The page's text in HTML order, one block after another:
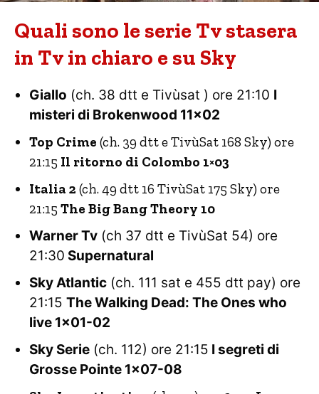
Quali sono le serie Tv stasera
in Tv in chiaro e su Sky
Giallo (ch. 38 dtt e Tivùsat ) ore 21:10 I
misteri di Brokenwood 11×02
Top Crime (ch. 39 dtt e TivùSat 168 Sky) ore
21:15 Il ritorno di Colombo 1×03
Italia 2(ch. 49 dtt 16 TivùSat 175 Sky) ore
21:15 The Big Bang Theory 10
Warner Tv (ch 37 dtt e TivùSat 54) ore
21:30 Supernatural
Sky Atlantic (ch. 111 sat e 455 dtt pay) ore
21:15 The Walking Dead: The Ones who
live 1×01-02
Sky Serie (ch. 112) ore 21:15 I segreti di
Grosse Pointe 1×07-08